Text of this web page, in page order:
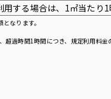
用する場合は、1㎡当たり
なります。
過時間1時間につき、規定利用料金